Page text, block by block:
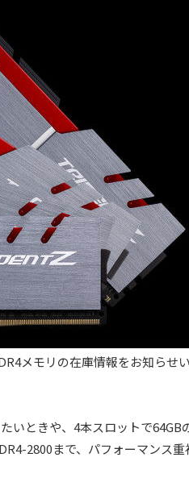
メモリの在庫情報をお知らせ
いときや、4本スロットで64GB
2800まで、パフォーマンス重